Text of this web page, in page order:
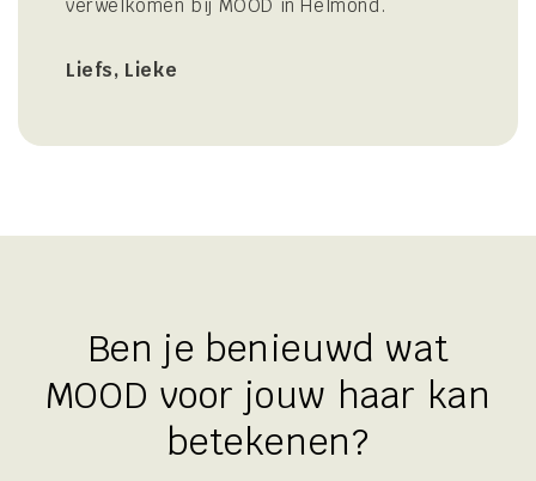
verwelkomen bij MOOD in Helmond.
Liefs, Lieke
Ben je benieuwd wat
MOOD voor jouw haar kan
betekenen?